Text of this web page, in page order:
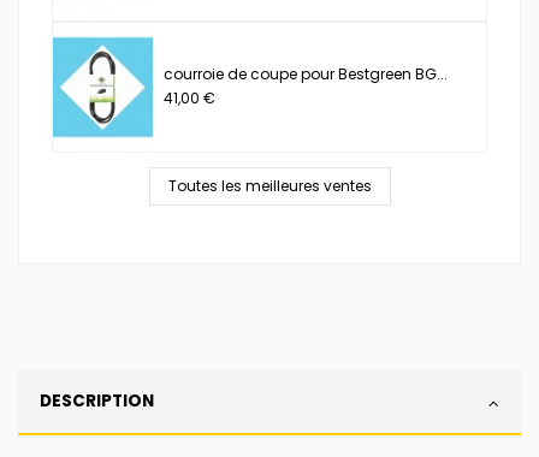
courroie de coupe pour Bestgreen BG...
41,00 €
Toutes les meilleures ventes
DESCRIPTION